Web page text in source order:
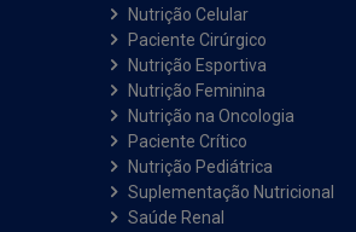
Nutrição Celular
Paciente Cirúrgico
Nutrição Esportiva
Nutrição Feminina
Nutrição na Oncologia
Paciente Crítico
Nutrição Pediátrica
Suplementação Nutricional
Saúde Renal